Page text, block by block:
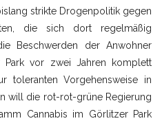
strikte Drogenpolitik gegen
die sich dort regelmäßig
Beschwerden der Anwohner
vor zwei Jahren komplett
toleranten Vorgehensweise in
will die rot-rot-grüne Regierung
Cannabis im Görlitzer Park